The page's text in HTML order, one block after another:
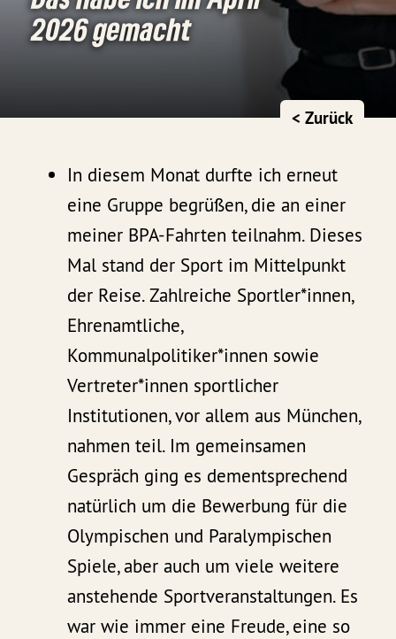
2026 gemacht
< Zurück
In diesem Monat durfte ich erneut
eine Gruppe begrüßen, die an einer
meiner BPA-Fahrten teilnahm. Dieses
Mal stand der Sport im Mittelpunkt
der Reise. Zahlreiche Sportler*innen,
Ehrenamtliche,
Kommunalpolitiker*innen sowie
Vertreter*innen sportlicher
Institutionen, vor allem aus München,
nahmen teil. Im gemeinsamen
Gespräch ging es dementsprechend
natürlich um die Bewerbung für die
Olympischen und Paralympischen
Spiele, aber auch um viele weitere
anstehende Sportveranstaltungen. Es
war wie immer eine Freude, eine so